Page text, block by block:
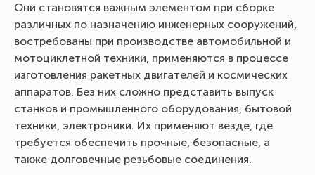
Они становятся важным элементом при сборке
различных по назначению инженерных сооружений,
востребованы при производстве автомобильной и
мотоциклетной техники, применяются в процессе
изготовления ракетных двигателей и космических
аппаратов. Без них сложно представить выпуск
станков и промышленного оборудования, бытовой
техники, электроники. Их применяют везде, где
требуется обеспечить прочные, безопасные, а
также долговечные резьбовые соединения.